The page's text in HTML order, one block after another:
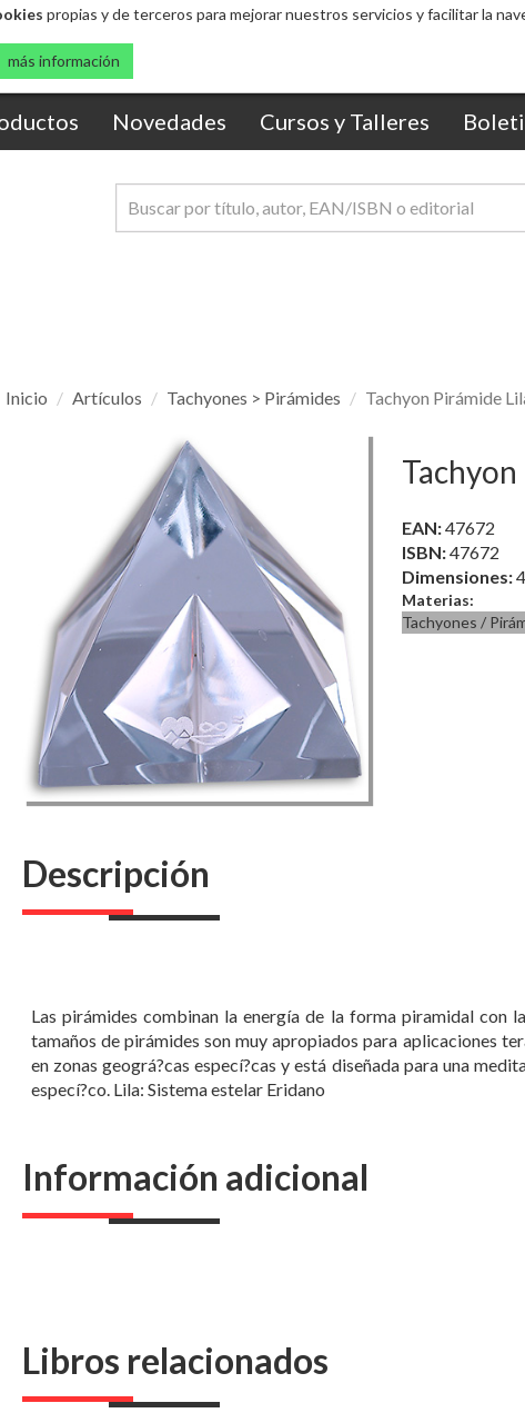
propias y de terceros para mejorar nuestros servicios y facilitar la
más información
Novedades Cursos y Talleres
Inicio Artículos Tachyones > Pirámides Tachyon Pirámide
PIGLI
EAN:47672
ISBN:47672
Dimensiones:
Materias:
Tachyones /
Descripción
Las pirámides combinan la energía de la forma piramidal con
tamaños de pirámides son muy apropiados para aplicaciones
en zonas geográ?cas especí?cas y está diseñada para una
especí?co. Lila: Sistema estelar Eridano
Información adicional
Libros relacionados